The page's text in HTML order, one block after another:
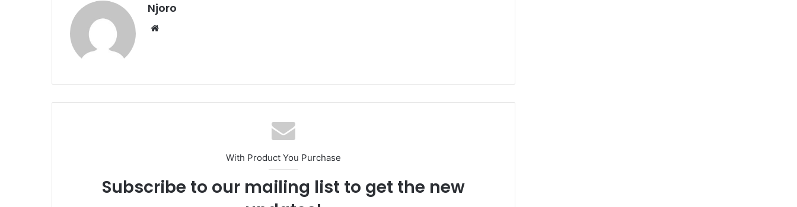
Njoro
Website
With Product You Purchase
Subscribe to our mailing list to get the new